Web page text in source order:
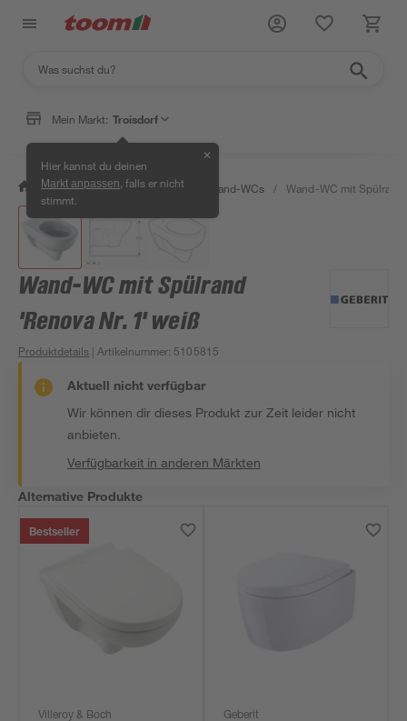
Mein Markt: Troisdorf
Hier kannst du deinen
Markt anpassen , falls er nicht
stimmt.
✕
/ Bad & Sanitär / Toiletten Wand-WCs / Wand-WC mit Spülrand
Wand-WC mit Spülrand
'Renova Nr. 1' weiß
Produktdetails | Artikelnummer: 5105815
Aktuell nicht verfügbar
Wir können dir dieses Produkt zur Zeit leider nicht
anbieten.
Verfügbarkeit in anderen Märkten
Alternative Produkte
Bestseller
Villeroy & Boch Geberit